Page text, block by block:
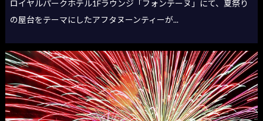
ロイヤルパークホテル1Fラウンジ「フォンテーヌ」にて、夏祭り
の屋台をテーマにしたアフタヌーンティーが...